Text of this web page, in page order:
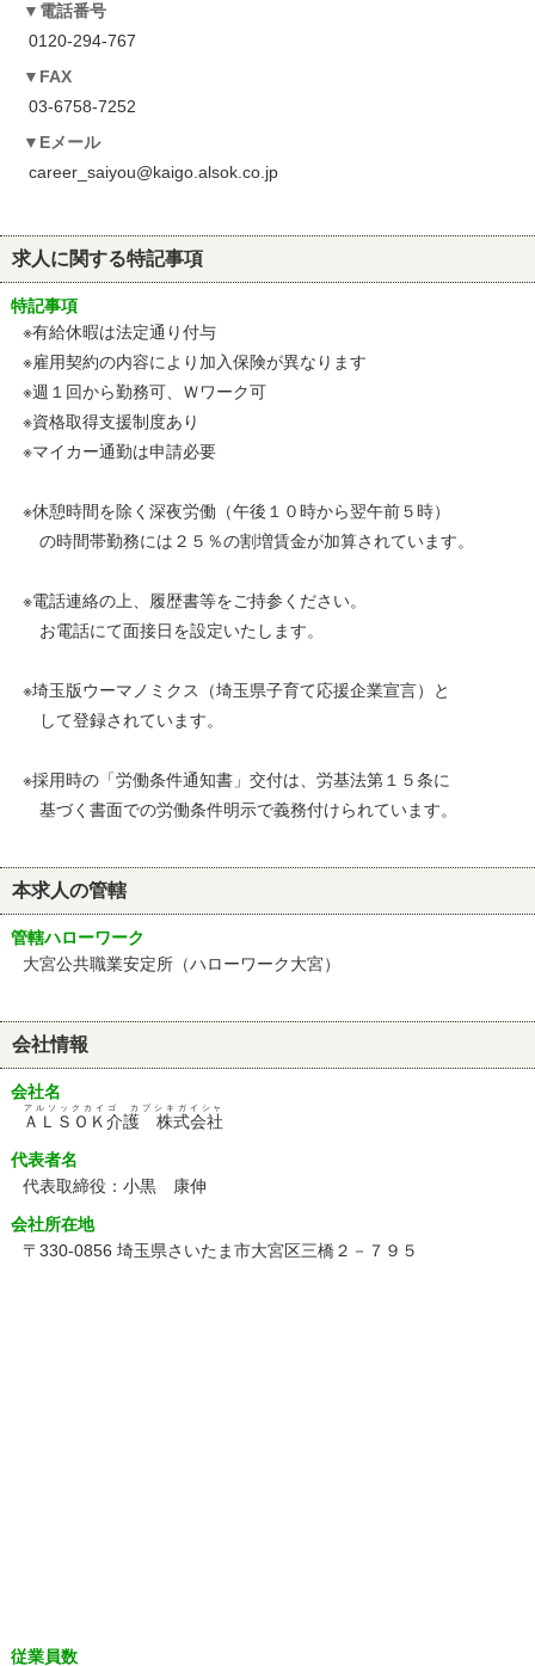
電話番号
0120-294-767
FAX
03-6758-7252
Eメール
career_saiyou@kaigo.alsok.co.jp
求人に関する特記事項
特記事項
※有給休暇は法定通り付与
※雇用契約の内容により加入保険が異なります
※週１回から勤務可、Ｗワーク可
※資格取得支援制度あり
※マイカー通勤は申請必要
※休憩時間を除く深夜労働（午後１０時から翌午前５時）
の時間帯勤務には２５％の割増賃金が加算されています。
※電話連絡の上、履歴書等をご持参ください。
お電話にて面接日を設定いたします。
※埼玉版ウーマノミクス（埼玉県子育て応援企業宣言）と
して登録されています。
※採用時の「労働条件通知書」交付は、労基法第１５条に
基づく書面での労働条件明示で義務付けられています。
本求人の管轄
管轄ハローワーク
大宮公共職業安定所（ハローワーク大宮）
会社情報
会社名
ＡＬＳＯＫ介護 株式会社
アルソックカイゴ カブシキガイシャ
代表者名
代表取締役：小黒 康伸
会社所在地
〒330-0856 埼玉県さいたま市大宮区三橋２－７９５
従業員数